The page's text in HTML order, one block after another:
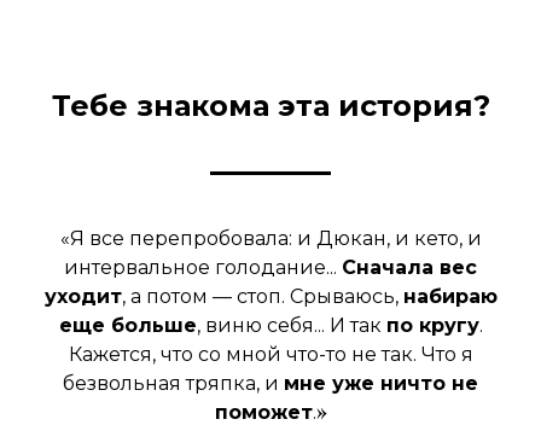
Тебе знакома эта история?
«Я все перепробовала: и Дюкан, и кето, и
интервальное голодание... Сначала вес
уходит, а потом — стоп. Срываюсь, набираю
еще больше, виню себя... И так по кругу.
Кажется, что со мной что-то не так. Что я
безвольная тряпка, и мне уже ничто не
поможет.»